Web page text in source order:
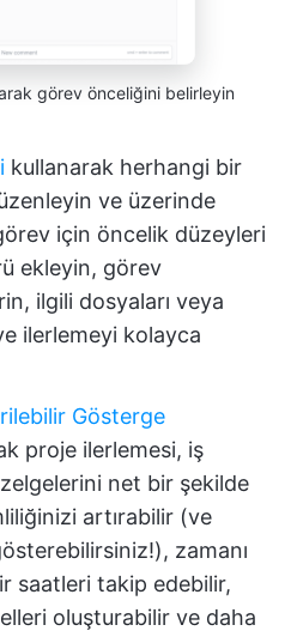
görev önceliğini belirleyin
kullanarak herhangi bir
ve üzerinde
için öncelik düzeyleri
ekleyin, görev
ilgili dosyaları veya
ilerlemeyi kolayca
Gösterge
proje ilerlemesi, iş
net bir şekilde
artırabilir (ve
zamanı
saatleri takip edebilir,
oluşturabilir ve daha